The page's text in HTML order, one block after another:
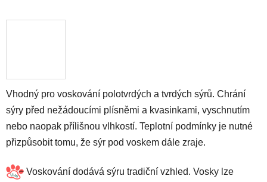
Vhodný pro voskování polotvrdých a tvrdých sýrů. Chrání
sýry před nežádoucími plísněmi a kvasinkami, vyschnutím
nebo naopak přílišnou vlhkostí. Teplotní podmínky je nutné
přizpůsobit tomu, že sýr pod voskem dále zraje.
Voskování dodává sýru tradiční vzhled. Vosky lze